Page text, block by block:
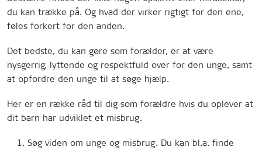
du kan trække på. Og hvad der virker rigtigt for den ene,
føles forkert for den anden.
Det bedste, du kan gøre som forælder, er at være
nysgerrig, lyttende og respektfuld over for den unge, samt
at opfordre den unge til at søge hjælp.
Her er en række råd til dig som forældre hvis du oplever at
dit barn har udviklet et misbrug.
Søg viden om unge og misbrug. Du kan bl.a. finde